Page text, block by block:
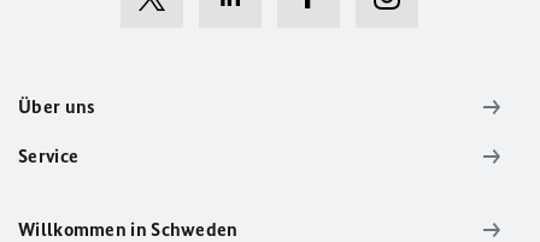
Über uns
Service
Willkommen in Schweden